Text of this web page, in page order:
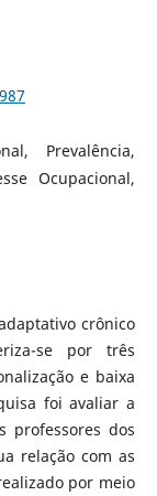
Prevalência,
Ocupacional,
crônico
se por três
e baixa
foi avaliar a
professores dos
relação com as
por meio